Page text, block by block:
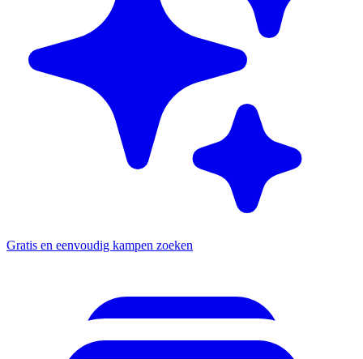
Gratis en eenvoudig kampen zoeken